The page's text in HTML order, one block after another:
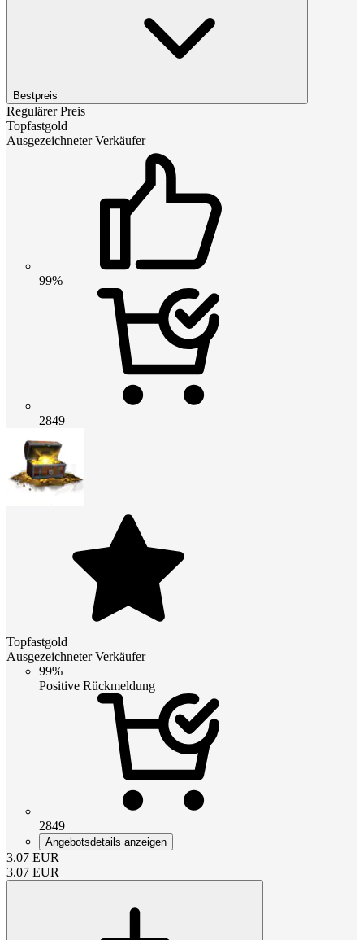
Bestpreis
Regulärer Preis
Topfastgold
Ausgezeichneter Verkäufer
99%
2849
Topfastgold
Ausgezeichneter Verkäufer
99%
Positive Rückmeldung
2849
Angebotsdetails anzeigen
3.07 EUR
3.07 EUR